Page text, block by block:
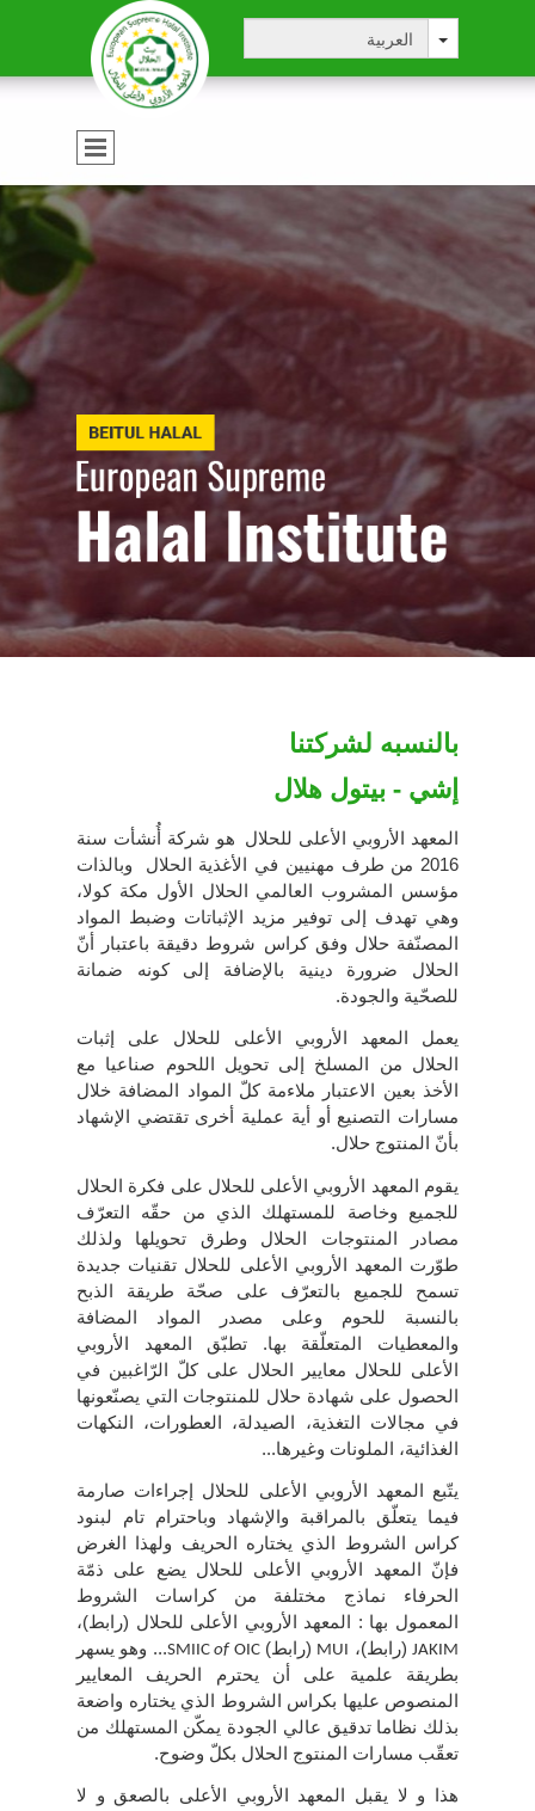
بالنسبه لشركتنا
المعهد الأروبي الأعلى للحلال
هو شركة أُنشأت سنة
2016 من طرف مهنيين في الأغذية الحلال
وبالذات
مؤسس المشروب العالمي الحلال الأول مكة كولا،
وهي تهدف إلى توفير مزيد الإثباتات وضبط المواد
المصنّفة حلال وفق كراس شروط دقيقة باعتبار أنّ
الحلال ضرورة دينية بالإضافة إلى كونه ضمانة
للصحّية والجودة.
يعمل المعهد الأروبي الأعلى للحلال على إثبات
الحلال من المسلخ إلى تحويل اللحوم صناعيا مع
الأخذ بعين الاعتبار ملاءمة كلّ المواد المضافة خلال
مسارات التصنيع أو أية عملية أخرى تقتضي الإشهاد
بأنّ المنتوج حلال.
يقوم المعهد الأروبي الأعلى للحلال على فكرة الحلال
للجميع وخاصة للمستهلك الذي من حقّه التعرّف
مصادر المنتوجات الحلال وطرق تحويلها ولذلك
طوّرت المعهد الأروبي الأعلى للحلال تقنيات جديدة
تسمح للجميع بالتعرّف على صحّة طريقة الذبح
بالنسبة للحوم وعلى مصدر المواد المضافة
والمعطيات المتعلّقة بها. تطبّق المعهد الأروبي
الأعلى للحلال معايير الحلال على كلّ الرّاغبين في
الحصول على شهادة حلال للمنتوجات التي يصنّعونها
في مجالات التغذية، الصيدلة، العطورات، النكهات
الغذائية، الملونات وغيرها...
يتّبع المعهد الأروبي الأعلى للحلال إجراءات صارمة
فيما يتعلّق بالمراقبة والإشهاد وباحترام تام لبنود
كراس الشروط الذي يختاره الحريف ولهذا الغرض
فإنّ المعهد الأروبي الأعلى للحلال يضع على ذمّة
الحرفاء نماذج مختلفة من كراسات الشروط
المعمول بها : المعهد الأروبي الأعلى للحلال (رابط)،
JAKIM (رابط)، MUI (رابط) SMIICof OIC
... وهو يسهر
بطريقة علمية على أن يحترم الحريف المعايير
المنصوص عليها بكراس الشروط الذي يختاره واضعة
بذلك نظاما تدقيق عالي الجودة يمكّن المستهلك من
تعقّب مسارات المنتوج الحلال بكلّ وضوح.
هذا و لا يقبل المعهد الأروبي الأعلى بالصعق و لا
إشي - بيتول هلال